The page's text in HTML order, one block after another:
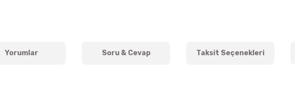
Yorumlar Soru & Cevap Taksit Seçenekleri